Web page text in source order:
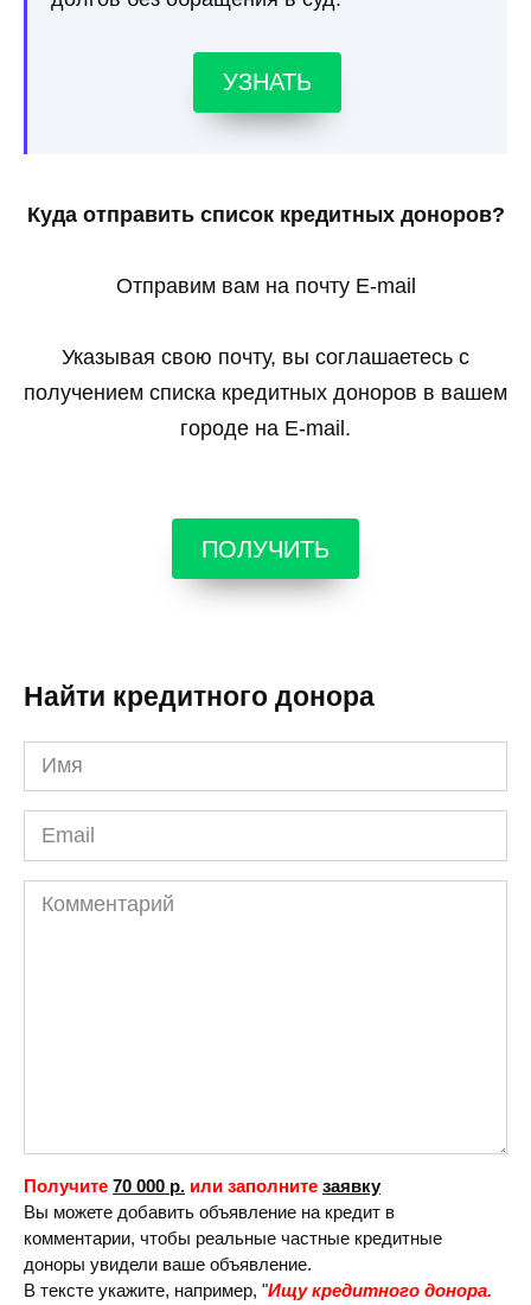
УЗНАТЬ
Куда отправить список кредитных доноров?
Отправим вам на почту E-mail
Указывая свою почту, вы соглашаетесь с
получением списка кредитных доноров в вашем
городе на E-mail.
ПОЛУЧИТЬ
Найти кредитного донора
Имя
*
Email
*
Комментарий
Получите 70 000 р. или заполните заявку
Вы можете добавить объявление на кредит в
комментарии, чтобы реальные частные кредитные
доноры увидели ваше объявление.
В тексте укажите, например, "Ищу кредитного донора.